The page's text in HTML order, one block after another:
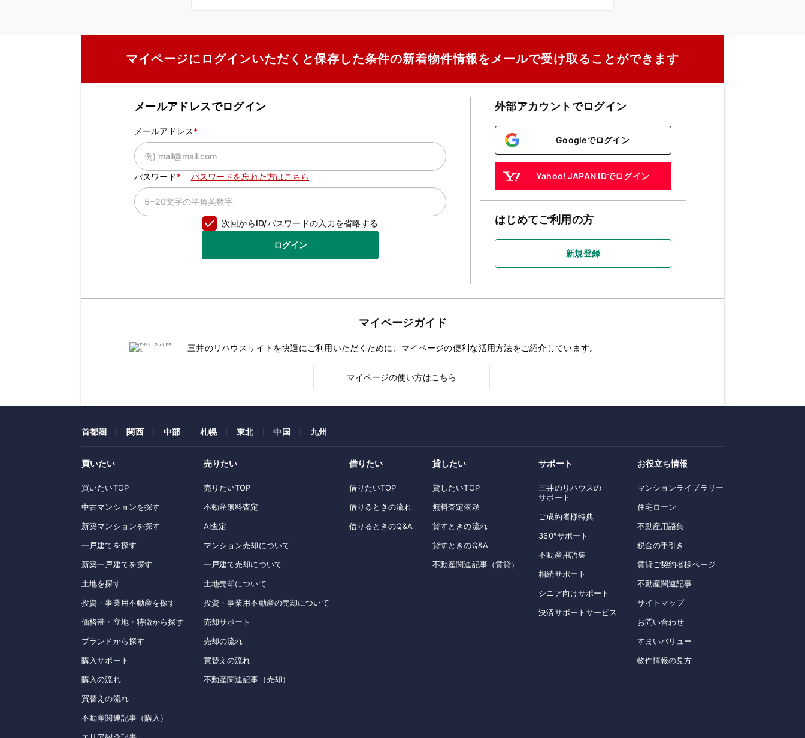
マイページにログインいただくと保存した条件の新着物件情報をメールで受け取ることができます
メールアドレスでログイン
メールアドレス
パスワード パスワードを忘れた方はこちら
次回からID/パスワードの入力を省略する
ログイン
外部アカウントでログイン
Googleでログイン
Yahoo! JAPAN IDでログイン
はじめてご利用の方
新規登録
マイページガイド
三井のリハウスサイトを快適にご利用いただくために、マイページの便利な活用方法をご紹介しています。
マイページの使い方はこちら
首都圏 関西 中部 札幌 東北 中国 九州
買いたい
買いたいTOP
中古マンションを探す
新築マンションを探す
一戸建てを探す
新築一戸建てを探す
土地を探す
投資・事業用不動産を探す
価格帯・立地・特徴から探す
ブランドから探す
購入サポート
購入の流れ
買替えの流れ
不動産関連記事（購入）
売りたい
売りたいTOP
不動産無料査定
AI査定
マンション売却について
一戸建て売却について
土地売却について
投資・事業用不動産の売却について
売却サポート
売却の流れ
買替えの流れ
不動産関連記事（売却）
借りたい
借りたいTOP
借りるときの流れ
借りるときのQ&A
貸したい
貸したいTOP
無料査定依頼
貸すときの流れ
貸すときのQ&A
不動産関連記事（賃貸）
サポート
三井のリハウスの
サポート
ご成約者様特典
360°サポート
不動産用語集
相続サポート
シニア向けサポート
決済サポートサービス
お役立ち情報
マンションライブラリー
住宅ローン
不動産用語集
税金の手引き
賃貸ご契約者様ページ
不動産関連記事
サイトマップ
お問い合わせ
すまいバリュー
物件情報の見方